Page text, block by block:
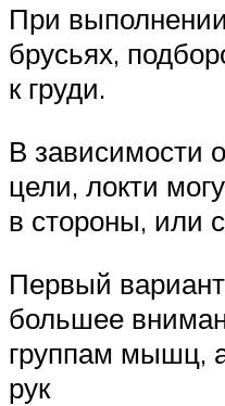
При
брусьях,
к груди.
В зависимости
цели, локти
в стороны, или
Первый
большее
группам мышц,
рук